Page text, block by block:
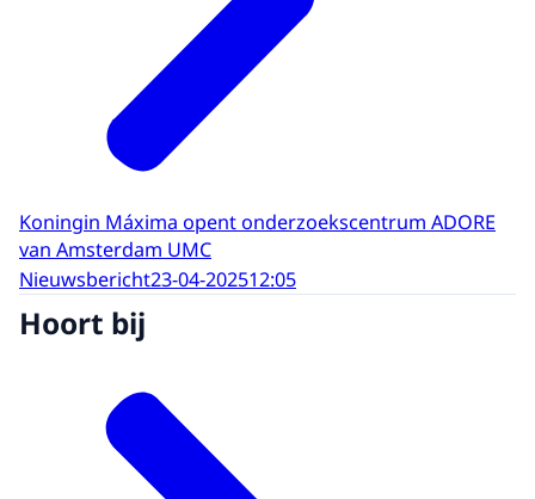
Koningin Máxima opent onderzoekscentrum ADORE
van Amsterdam UMC
Nieuwsbericht23-04-202512:05
Hoort bij